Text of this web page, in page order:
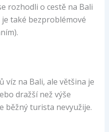
rozhodli o cestě na Bali
také bezproblémové
víz na Bali, ale většina je
dražší než výše
běžný turista nevyužije.